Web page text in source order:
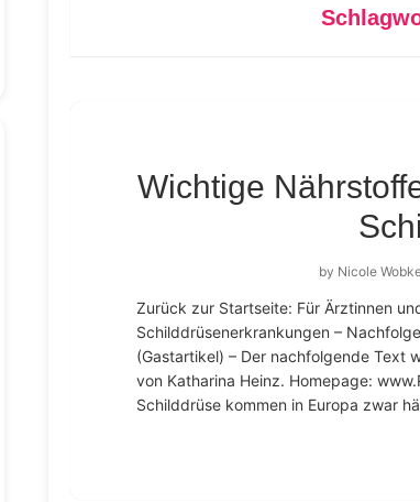
Wichtige
by Nicole
Zurück zur Startseite: Für Ärztinnen
Schilddrüsenerkrankungen –
(Gastartikel) – Der nachfolgende Text
von Katharina Heinz. Homepage:
Schilddrüse kommen in Europa zwar